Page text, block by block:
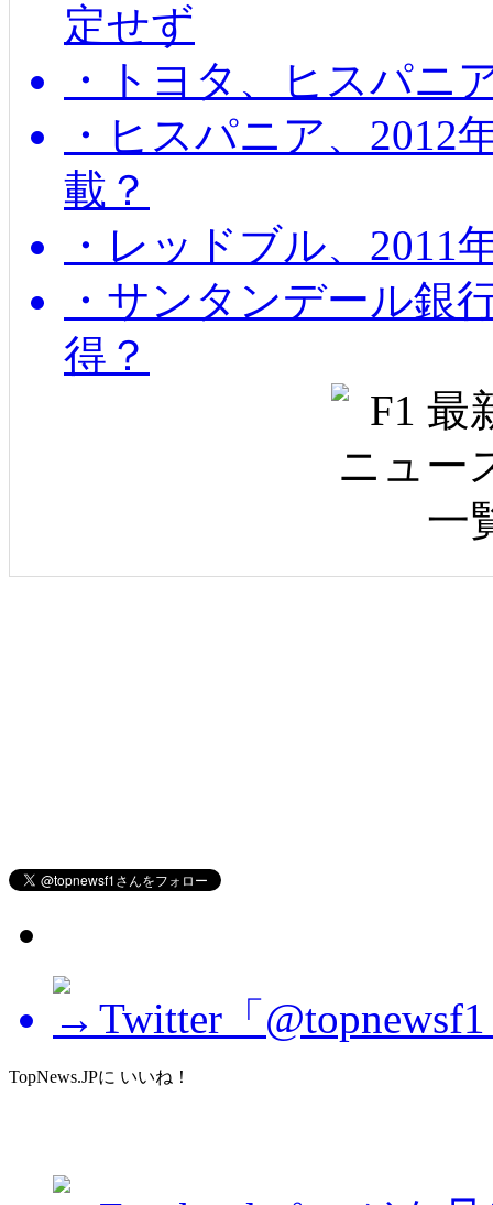
定せず
・トヨタ、ヒスパニ
・ヒスパニア、2012
載？
・レッドブル、2011
・サンタンデール銀
得？
Twitter「
TopNews.JPに いいね！